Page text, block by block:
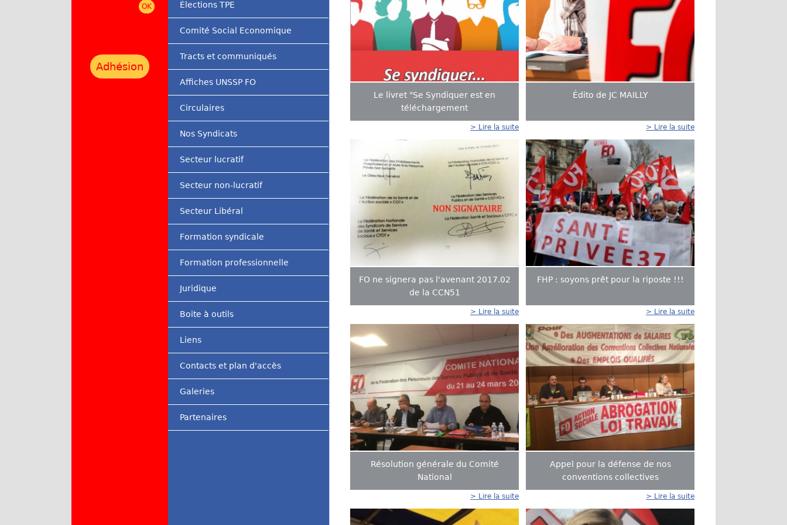
Adhésion
r
i
l
Élections TPE
Comité Social Economique
Tracts et communiqués
Affiches UNSSP FO
Circulaires
Nos Syndicats
Secteur lucratif
Secteur non-lucratif
Secteur Libéral
Formation syndicale
Formation professionnelle
Juridique
Boite à outils
Liens
Contacts et plan d'accès
Galeries
Partenaires
s
Le livret "Se Syndiquer est en
téléchargement
> Lire la suite
Édito de JC MAILLY
> Lire la suite
FO ne signera pas l'avenant 2017.02
de la CCN51
> Lire la suite
FHP : soyons prêt pour la riposte !!!
> Lire la suite
Résolution générale du Comité
National
> Lire la suite
Appel pour la défense de nos
conventions collectives
> Lire la suite
s